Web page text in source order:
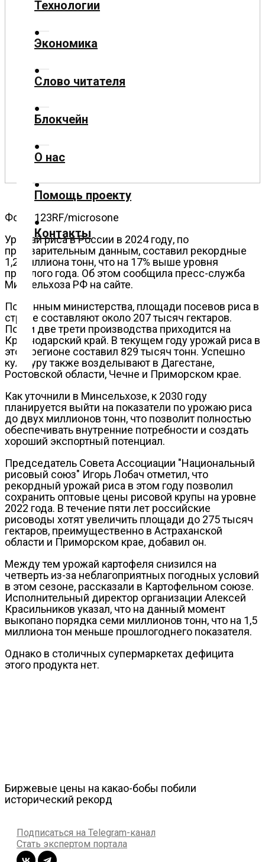
Экономика
Слово
Блокчейн
О
нас
Помощь
Контакты
Технологии
Экономика
Слово читателя
Блокчейн
О нас
Помощь проекту
Контакты
Фото: 123RF/microsone
Урожай риса в России в 2024 году, по
предварительным данным, составил рекордные
1,2 миллиона тонн, что на 17% выше уровня
прошлого года. Об этом сообщила пресс-служба
Минсельхоза РФ на сайте.
По данным министерства, площади посевов риса в
стране составляют около 207 тысяч гектаров.
Почти две трети производства приходится на
Краснодарский край. В текущем году урожай риса в
этом регионе составил 829 тысяч тонн. Успешно
культуру также возделывают в Дагестане,
Ростовской области, Чечне и Приморском крае.
Как уточнили в Минсельхозе, к 2030 году
планируется выйти на показатели по урожаю риса
до двух миллионов тонн, что позволит полностью
обеспечивать внутренние потребности и создать
хороший экспортный потенциал.
Председатель Совета Ассоциации "Национальный
рисовый союз" Игорь Лобач отметил, что
рекордный урожай риса в этом году позволил
сохранить оптовые цены рисовой крупы на уровне
2022 года. В течение пяти лет российские
рисоводы хотят увеличить площади до 275 тысяч
гектаров, преимущественно в Астраханской
области и Приморском крае, добавил он.
Между тем урожай картофеля снизился на
четверть из-за неблагоприятных погодных условий
в этом сезоне, рассказали в Картофельном союзе.
Исполнительный директор организации Алексей
Красильников указал, что на данный момент
выкопано порядка семи миллионов тонн, что на 1,5
миллиона тон меньше прошлогоднего показателя.
Однако в столичных супермаркетах дефицита
этого продукта нет.
Биржевые цены на какао-бобы побили
исторический рекорд
Подписаться на Telegram-канал
Стать экспертом портала